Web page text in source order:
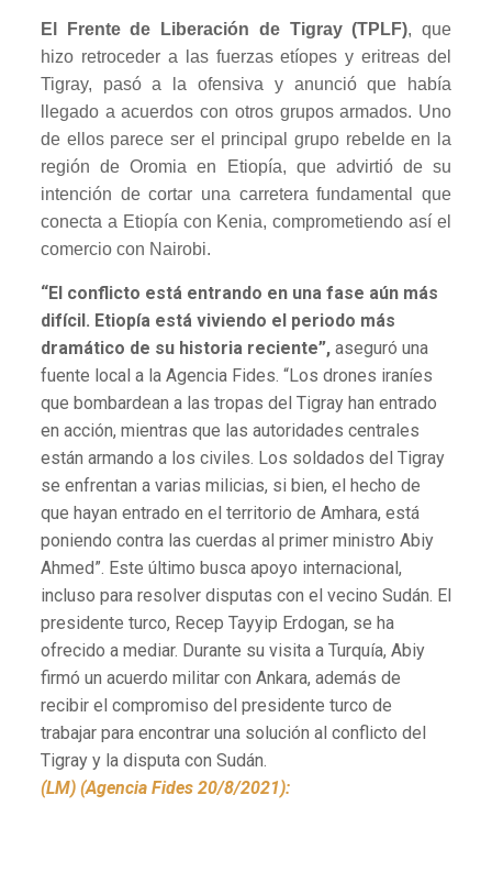
El Frente de Liberación de Tigray (TPLF), que
hizo retroceder a las fuerzas etíopes y eritreas del
Tigray, pasó a la ofensiva y anunció que había
llegado a acuerdos con otros grupos armados. Uno
de ellos parece ser el principal grupo rebelde en la
región de Oromia en Etiopía, que advirtió de su
intención de cortar una carretera fundamental que
conecta a Etiopía con Kenia, comprometiendo así el
comercio con Nairobi.
“El conflicto está entrando en una fase aún más
difícil. Etiopía está viviendo el periodo más
dramático de su historia reciente”,aseguró una
fuente local a la Agencia Fides. “Los drones iraníes
que bombardean a las tropas del Tigray han entrado
en acción, mientras que las autoridades centrales
están armando a los civiles. Los soldados del Tigray
se enfrentan a varias milicias, si bien, el hecho de
que hayan entrado en el territorio de Amhara, está
poniendo contra las cuerdas al primer ministro Abiy
Ahmed”. Este último busca apoyo internacional,
incluso para resolver disputas con el vecino Sudán. El
presidente turco, Recep Tayyip Erdogan, se ha
ofrecido a mediar. Durante su visita a Turquía, Abiy
firmó un acuerdo militar con Ankara, además de
recibir el compromiso del presidente turco de
trabajar para encontrar una solución al conflicto del
Tigray y la disputa con Sudán.
(LM) (Agencia Fides 20/8/2021):